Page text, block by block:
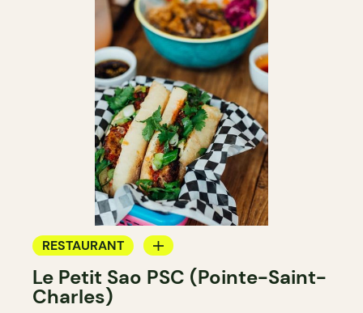
RESTAURANT
COMPTOIR
Le Petit Sao PSC (Pointe-Saint-
Charles)